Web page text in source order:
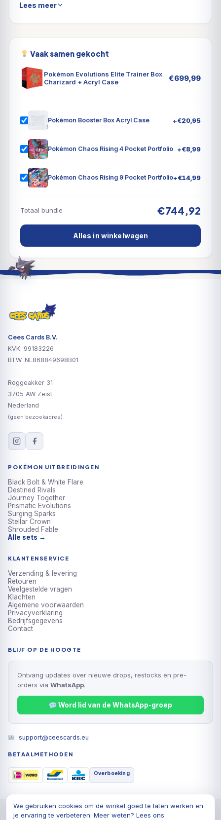
4 dividers
Lees meer
Vaak samen gekocht
Pokémon Evolutions Elite Trainer Box
Charizard + Acryl Case
€699,99
Pokémon Booster Box Acryl Case +€20,95
Pokémon Chaos Rising 4 Pocket Portfolio +€8,99
Pokémon Chaos Rising 9 Pocket Portfolio+€14,99
Totaal bundle €744,92
Alles in winkelwagen
Cees Cards B.V.
KVK: 99183226
BTW: NL868849698B01
Roggeakker 31
3705 AW Zeist
Nederland
(geen bezoekadres)
POKÉMON UITBREIDINGEN
Black Bolt & White Flare
Destined Rivals
Journey Together
Prismatic Evolutions
Surging Sparks
Stellar Crown
Shrouded Fable
Alle sets →
KLANTENSERVICE
Verzending & levering
Retouren
Veelgestelde vragen
Klachten
Algemene voorwaarden
Privacyverklaring
Bedrijfsgegevens
Contact
BLIJF OP DE HOOGTE
Ontvang updates over nieuwe drops, restocks en pre-
orders via WhatsApp.
Word lid van de WhatsApp-groep
support@ceescards.eu
BETAALMETHODEN
Overboeking
© 2026 Cees Cards B.V., Alle rechten voorbehouden
PrivacyverklaringAlgemene voorwaarden Cookiebeleid
We gebruiken cookies om de winkel goed te laten werken en
je ervaring te verbeteren. Meer weten? Lees ons